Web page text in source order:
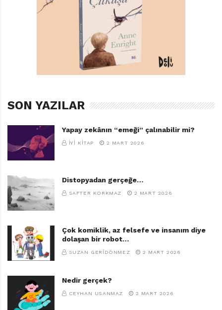
21 ADIMDA YAŞAMI FARK ETME REHBERI
NERMIN FERHAN KARAMUTI
OKURYAZAR YAYINEVI
SON YAZILAR
Yapay zekânın “emeği” çalınabilir mi?
İYI KITAP 2 MART 2026
Distopyadan gerçeğe…
SAFTER KORKMAZ 2 MART 2026
Çok komiklik, az felsefe ve insanım diye
dolaşan bir robot…
SUZAN GERIDÖNMEZ 2 MART 2026
Nedir gerçek?
CEYHAN USANMAZ 2 MART 2026